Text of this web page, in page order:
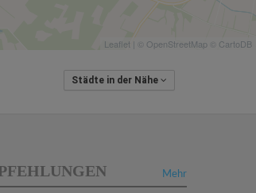
Leaflet | © OpenStreetMap © CartoDB
Städte in der Nähe
Mehr